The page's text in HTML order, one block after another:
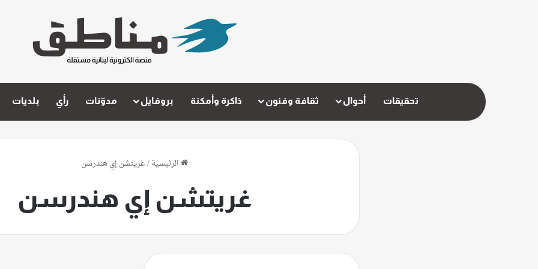
تحقيقات أحوال ثقافة وفنون ذاكرة وأمكنة بروفايل مدوّنات رأي بلديات
الرئيسية/غريتشن إي هندرسن
غريتشن إي هندرسن